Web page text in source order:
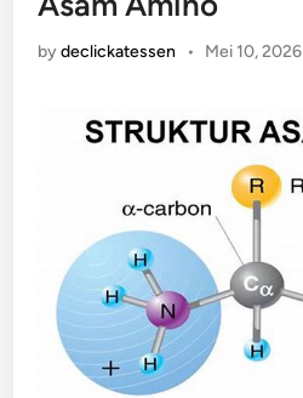
bydeclickatessen • Mei 10, 2026